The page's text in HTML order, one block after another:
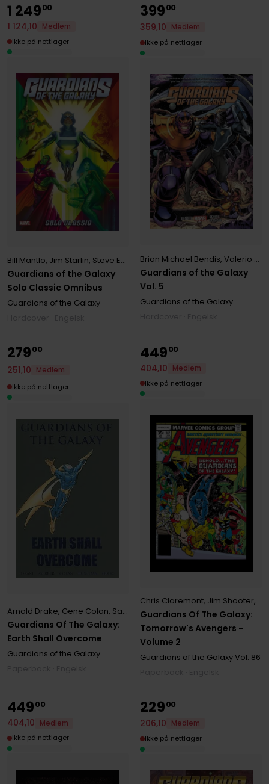
Guardians of the Galaxy
Solo Classic Omnibus
Bill Mantlo, Jim Starlin, Steve Englehart
Guardians of the Galaxy
1 24900
1 124,10
Medlem
Ikke på nettlager
Guardians of the Galaxy
Vol. 5
Brian Michael Bendis,Valerio Schiti
Guardians of the Galaxy
39900
359,10
Medlem
Ikke på nettlager
Guardians Of The Galaxy:
Earth Shall Overcome
Arnold Drake, Gene Colan, Sal Buscema
Guardians of the Galaxy
27900
251,10
Medlem
Ikke på nettlager
Guardians Of The Galaxy:
Tomorrow's Avengers -
Volume 2
Chris Claremont, Jim Shooter,
Guardians of the GalaxyVol. 86
44900
404,10
Medlem
Ikke på nettlager
44900
404,10
Medlem
Ikke på nettlager
22900
206,10
Medlem
Ikke på nettlager